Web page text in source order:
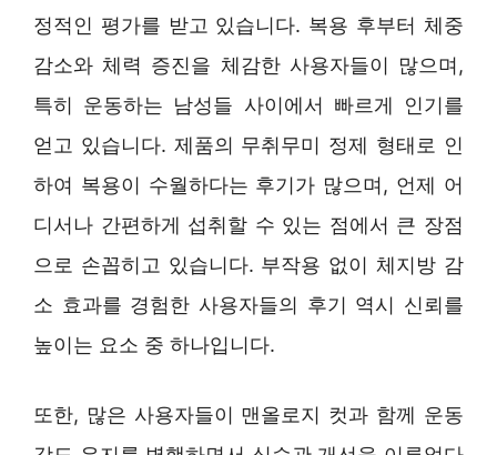
정적인 평가를 받고 있습니다. 복용 후부터 체중
감소와 체력 증진을 체감한 사용자들이 많으며,
특히 운동하는 남성들 사이에서 빠르게 인기를
얻고 있습니다. 제품의 무취무미 정제 형태로 인
하여 복용이 수월하다는 후기가 많으며, 언제 어
디서나 간편하게 섭취할 수 있는 점에서 큰 장점
으로 손꼽히고 있습니다. 부작용 없이 체지방 감
소 효과를 경험한 사용자들의 후기 역시 신뢰를
높이는 요소 중 하나입니다.
또한, 많은 사용자들이 맨올로지 컷과 함께 운동